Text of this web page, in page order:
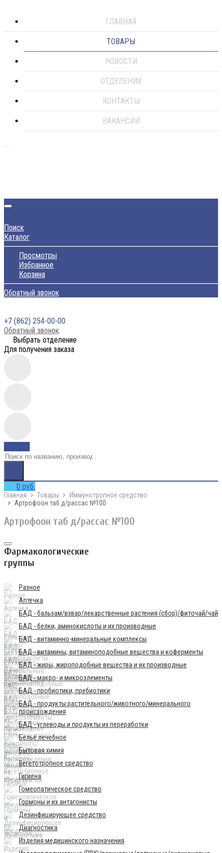
ГЛАВНАЯ
ТОВАРЫ
НОВОСТИ
ОТДЕЛЕНИЯ
КОНТАКТЫ
ВАКАНСИИ
Поиск
Каталог
Просмотры
Избранное
Корзина
Обратный звонок
+7 (862) 254-00-00
Обратный звонок
Выбрать отделение
Для получения заказа
Каталог
0 руб.
Главная Товары
Иммунотропное средство
Артрофоон таб д/рассас №100
Артрофоон таб д/рассас №100
Фармакологические
группы
Разное
Аптечка
БАД - бальзам/взвар/лекарственные растения (сбор)/фиточай/чай
БАД - белки, аминокислоты и их производные
БАД - витаминно-минеральные комплексы
БАД - витамины, витаминоподобные вещества и коферменты
БАД - жиры, жироподобные вещества и их производные
БАД - макро- и микроэлементы
БАД - пробиотики, пребиотики
БАД - продукты растительного/животного/минерального
происхождения
БАД - углеводы и продукты их переработки
Бельё лечебное
Бытовая химия
Вегетотропное средство
Гигиена
Гомеопатическое средство
Гормоны и их антагонисты
Дезинфицирующее средство
Диагностика
Изделия медицинского назначения